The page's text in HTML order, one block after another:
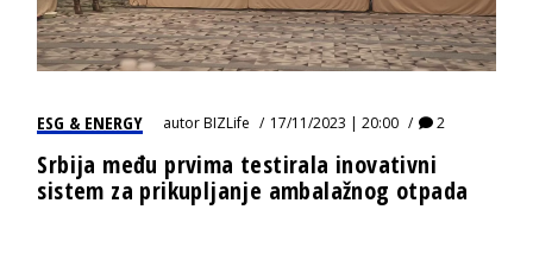
ESG & ENERGY autorBIZLife 17/11/2023 | 20:00 2
Srbija među prvima testirala inovativni
sistem za prikupljanje ambalažnog otpada